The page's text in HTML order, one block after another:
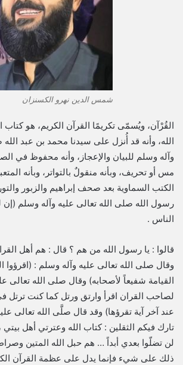
شمس الدين نهرو الكسنزان
القُرْآن، ويُسمّى تكريمًا القرآن الكريم، هو كتاب
الله، وأنه قد أُنزل على سيدنا محمد بن عبد
وآله وسلم للبيان والإعجاز، وأنه محفوظ في
مس أو تحريف، وبأنه منقولٌ بالتواتر، وبأنه
الكتب السماوية بعد صحف إبراهيم والزبور
رسول الله صلى الله تعالى عليه وآله وسلم (إن
الناس .
قالوا : يا رسول الله من هم ؟ قال : هم أهل
وقال صلى الله تعالى عليه وآله وسلم : (اقرؤوا
القيامة شفيعاً لأصحابه) وقال صلى الله تعالى
لصاحب القران اقرأ وارتق ورتل كما كنت ترتل
عند آخر آية تقرؤها) وقد قال صلَّى الله تعالى
تارك فيكم الثقلين : كتاب الله وعترتي أهل
لن تضلّوا بعدي أبداً … هم حبل الله المتين
ذلك على شيء فإنما يدل على عظمة القرآن